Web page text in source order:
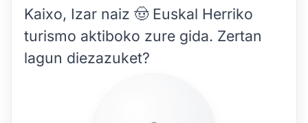
Kaixo, Izar naiz 🤠 Euskal Herriko
turismo aktiboko zure gida. Zertan
lagun diezazuket?